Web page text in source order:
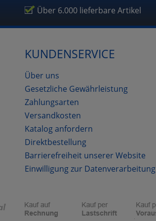
Über 6.000 lieferbare Artikel
KUNDENSERVICE
Über uns
Gesetzliche Gewährleistung
Zahlungsarten
Versandkosten
Katalog anfordern
Direktbestellung
Barrierefreiheit unserer Website
Einwilligung zur Datenverarbeitung